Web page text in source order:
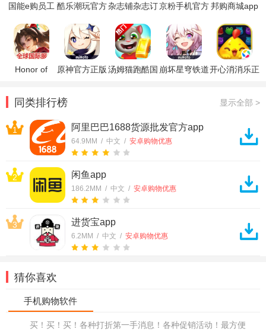
国能e购员工 酷乐潮玩官方杂志铺杂志订京粉手机官方 邦购商城app
Honor of
原神官方正版汤姆猫跑酷国 崩坏星穹铁道开心消消乐正
同类排行榜 显示全部 >
1 阿里巴巴1688货源批发官方app
64.9MM / 中文 / 安卓购物优惠
2 闲鱼app
186.2MM / 中文 / 安卓购物优惠
3 进货宝app
6.2MM / 中文 / 安卓购物优惠
猜你喜欢
买！买！买！各种打折第一手消息！各种促销活动！最方便